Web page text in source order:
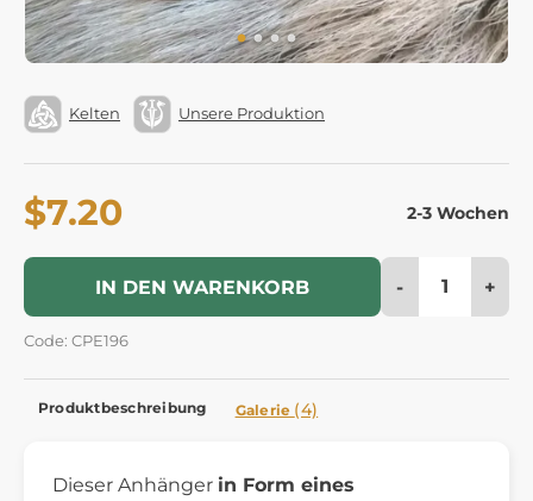
Kelten Unsere Produktion
$7.20 2-3 Wochen
IN DEN WARENKORB - +
Code: CPE196
Produktbeschreibung Galerie (4)
Dieser Anhänger in Form eines